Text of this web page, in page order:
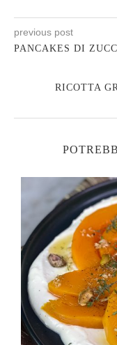
previous post
PANCAKES DI
RICOTTA